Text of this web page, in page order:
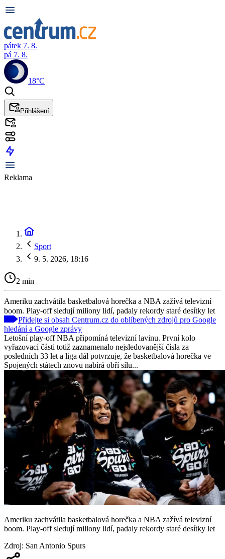
pátek 7. 8.
pá 7. 8.
18°C
Přihlášení
Reklama
Sport
9. 5. 2026, 18:16
2 min
Ameriku zachvátila basketbalová horečka a NBA zažívá televizní
boom. Play-off sledují miliony lidí, padaly rekordy staré desítky let
Přidejte si obsah Centrum.cz do oblíbených zdrojů pro Google
hledání a Google zprávy
Letošní play-off NBA připomíná televizní lavinu. První kolo
vyřazovací části totiž zaznamenalo nejsledovanější čísla za
posledních 33 let a liga dál potvrzuje, že basketbalová horečka ve
Spojených státech znovu nabírá obří sílu...
Ameriku zachvátila basketbalová horečka a NBA zažívá televizní
boom. Play-off sledují miliony lidí, padaly rekordy staré desítky let
Zdroj: San Antonio Spurs